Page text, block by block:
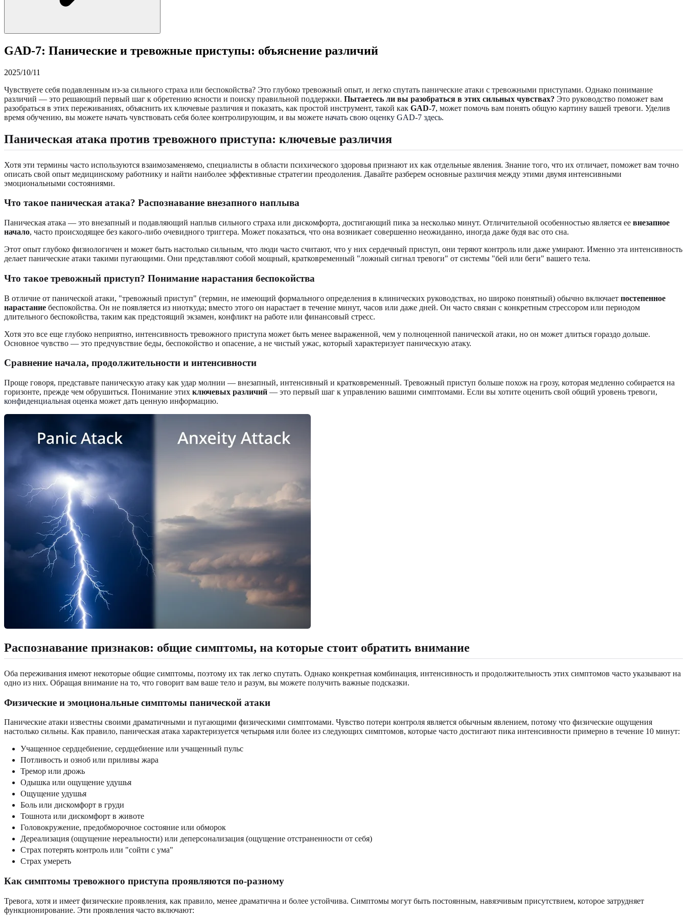
GAD-7: Панические и тревожные приступы: объяснение различий
2025/10/11
Чувствуете себя подавленным из-за сильного страха или беспокойства? Это глубоко тревожный опыт, и легко спутать панические атаки с тревожными приступами. Однако понимание
различий — это решающий первый шаг к обретению ясности и поиску правильной поддержки. Пытаетесь ли вы разобраться в этих сильных чувствах? Это руководство поможет вам
разобраться в этих переживаниях, объяснить их ключевые различия и показать, как простой инструмент, такой как GAD-7, может помочь вам понять общую картину вашей тревоги. Уделив
время обучению, вы можете начать чувствовать себя более контролирующим, и вы можете начать свою оценку GAD-7 здесь.
Паническая атака против тревожного приступа: ключевые различия
Хотя эти термины часто используются взаимозаменяемо, специалисты в области психического здоровья признают их как отдельные явления. Знание того, что их отличает, поможет вам точно
описать свой опыт медицинскому работнику и найти наиболее эффективные стратегии преодоления. Давайте разберем основные различия между этими двумя интенсивными
эмоциональными состояниями.
Что такое паническая атака? Распознавание внезапного наплыва
Паническая атака — это внезапный и подавляющий наплыв сильного страха или дискомфорта, достигающий пика за несколько минут. Отличительной особенностью является ее внезапное
начало, часто происходящее без какого-либо очевидного триггера. Может показаться, что она возникает совершенно неожиданно, иногда даже будя вас ото сна.
Этот опыт глубоко физиологичен и может быть настолько сильным, что люди часто считают, что у них сердечный приступ, они теряют контроль или даже умирают. Именно эта интенсивность
делает панические атаки такими пугающими. Они представляют собой мощный, кратковременный "ложный сигнал тревоги" от системы "бей или беги" вашего тела.
Что такое тревожный приступ? Понимание нарастания беспокойства
В отличие от панической атаки, "тревожный приступ" (термин, не имеющий формального определения в клинических руководствах, но широко понятный) обычно включает постепенное
нарастание беспокойства. Он не появляется из ниоткуда; вместо этого он нарастает в течение минут, часов или даже дней. Он часто связан с конкретным стрессором или периодом
длительного беспокойства, таким как предстоящий экзамен, конфликт на работе или финансовый стресс.
Хотя это все еще глубоко неприятно, интенсивность тревожного приступа может быть менее выраженной, чем у полноценной панической атаки, но он может длиться гораздо дольше.
Основное чувство — это предчувствие беды, беспокойство и опасение, а не чистый ужас, который характеризует паническую атаку.
Сравнение начала, продолжительности и интенсивности
Проще говоря, представьте паническую атаку как удар молнии — внезапный, интенсивный и кратковременный. Тревожный приступ больше похож на грозу, которая медленно собирается на
горизонте, прежде чем обрушиться. Понимание этих ключевых различий — это первый шаг к управлению вашими симптомами. Если вы хотите оценить свой общий уровень тревоги,
конфиденциальная оценка может дать ценную информацию.
Распознавание признаков: общие симптомы, на которые стоит обратить внимание
Оба переживания имеют некоторые общие симптомы, поэтому их так легко спутать. Однако конкретная комбинация, интенсивность и продолжительность этих симптомов часто указывают на
одно из них. Обращая внимание на то, что говорит вам ваше тело и разум, вы можете получить важные подсказки.
Физические и эмоциональные симптомы панической атаки
Панические атаки известны своими драматичными и пугающими физическими симптомами. Чувство потери контроля является обычным явлением, потому что физические ощущения
настолько сильны. Как правило, паническая атака характеризуется четырьмя или более из следующих симптомов, которые часто достигают пика интенсивности примерно в течение 10 минут:
Учащенное сердцебиение, сердцебиение или учащенный пульс
Потливость и озноб или приливы жара
Тремор или дрожь
Одышка или ощущение удушья
Ощущение удушья
Боль или дискомфорт в груди
Тошнота или дискомфорт в животе
Головокружение, предобморочное состояние или обморок
Дереализация (ощущение нереальности) или деперсонализация (ощущение отстраненности от себя)
Страх потерять контроль или "сойти с ума"
Страх умереть
Как симптомы тревожного приступа проявляются по-разному
Тревога, хотя и имеет физические проявления, как правило, менее драматична и более устойчива. Симптомы могут быть постоянным, навязчивым присутствием, которое затрудняет
функционирование. Эти проявления часто включают: